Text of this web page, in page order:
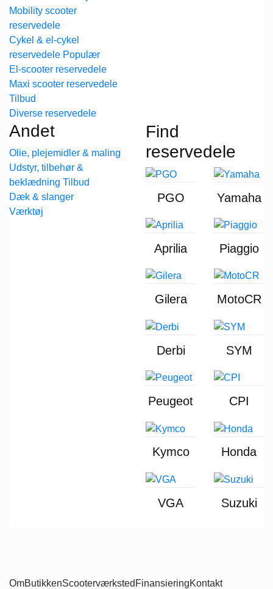
Mobility scooter
reservedele
Cykel & el-cykel
reservedele
El-scooter reservedele
Maxi scooter reservedele
Diverse reservedele
Andet
Olie, plejemidler & maling
Udstyr, tilbehør &
beklædning
Dæk & slanger
Værktøj
Find
reservedele
PGO Yamaha
Aprilia Piaggio
Gilera MotoCR
Derbi SYM
Peugeot CPI
Kymco Honda
VGA Suzuki
OmButikkenScooterværksted FinansieringKontakt